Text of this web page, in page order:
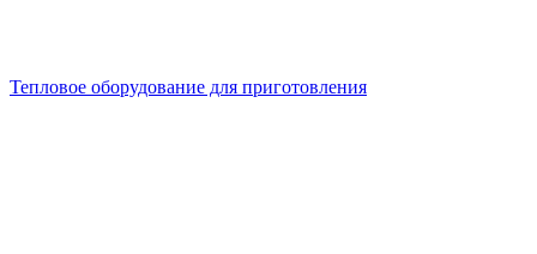
Тепловое оборудование для приготовления